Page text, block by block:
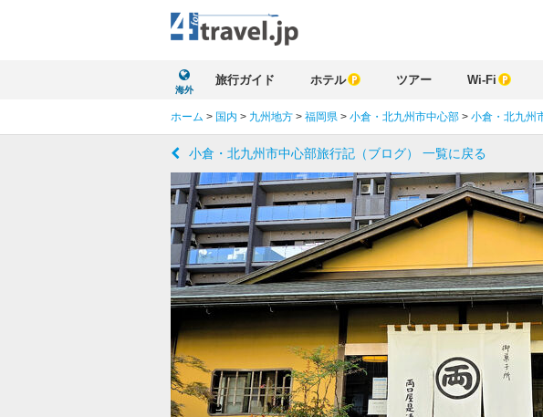
海外
旅行ガイド ホテル ツアー Wi-Fi
ホーム > 国内 > 九州地方 > 福岡県 > 小倉・北九州市中心部 > 小倉・北九州
小倉・北九州市中心部旅行記（ブログ） 一覧に戻る